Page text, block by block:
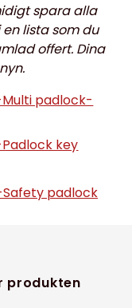
spara alla
lista som du
offert. Dina
padlock-
key
padlock
produkten